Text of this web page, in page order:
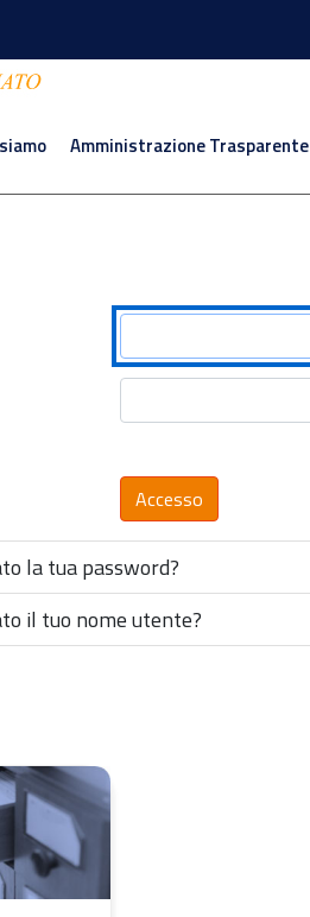
Amministrazione Trasparente
Accesso
la tua password?
il tuo nome utente?